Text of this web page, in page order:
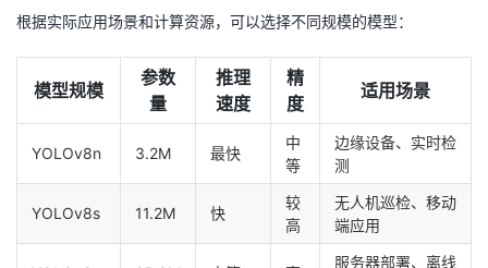
根据实际应用场景和计算资源，可以选择不同规模的模型：
模型规模
参数
量
推理
速度
精
度
适用场景
YOLOv8n 3.2M 最快
中
等
边缘设备、实时检
测
YOLOv8s 11.2M 快
较
高
无人机巡检、移动
端应用
服务器部署、离线